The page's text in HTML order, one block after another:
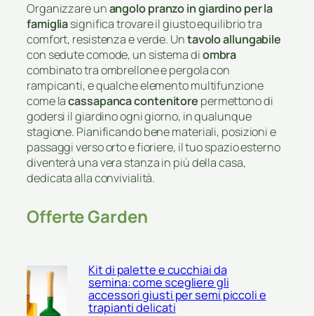
Organizzare unangolo pranzo in giardino per la
famigliasignifica trovare il giusto equilibrio tra
comfort, resistenza e verde. Untavolo allungabile
con sedute comode, un sistema diombra
combinato tra ombrellone e pergola con
rampicanti, e qualche elemento multifunzione
come lacassapanca contenitore permettono di
godersi il giardino ogni giorno, in qualunque
stagione. Pianificando bene materiali, posizioni e
passaggi verso orto e fioriere, il tuo spazio esterno
diventerà una vera stanza in più della casa,
dedicata alla convivialità.
Offerte Garden
Kit di palette e cucchiai da
semina: come scegliere gli
accessori giusti per semi piccoli e
trapianti delicati